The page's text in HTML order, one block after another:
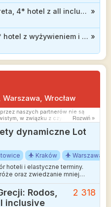
Jesienny urlop w Grecji: Kreta, 4* hotel z all inclusive blisko plaży od 1819 zł »
Costa Brava last minute: 3* hotel z wyżywieniem i basenem infinity na dachu za 2328 zł »
Wrocław
naszych partnerów nie są
w związku z czym ceny i
różnić od aktualnych.
były jak najmniejsze.
Rozwiń »
dynamiczne Lot
Kraków
Warszawa
hoteli i elastyczne terminy.
oraz zwiedzanie mniej
Rodos,
inclusive
2 318